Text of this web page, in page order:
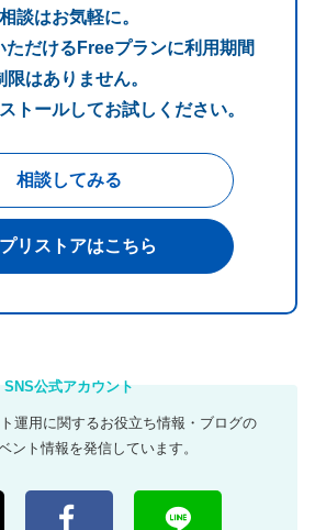
相談はお気軽に。
ただけるFreeプランに利用期間
限はありません。
トールしてお試しください。
相談してみる
リストアはこちら
運用に関するお役立ち情報・ブログの
ント情報を発信しています。